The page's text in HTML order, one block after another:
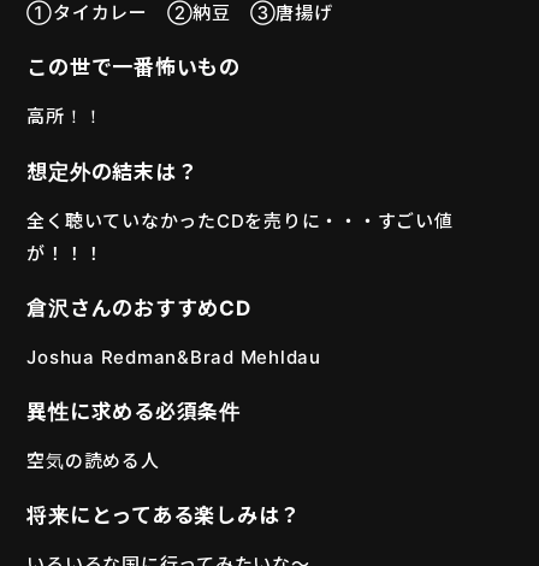
①タイカレー ②納豆 ③唐揚げ
この世で一番怖いもの
高所！！
想定外の結末は？
全く聴いていなかったCDを売りに・・・すごい値
が！！！
倉沢さんのおすすめCD
Joshua Redman&Brad Mehldau
異性に求める必須条件
空気の読める人
将来にとってある楽しみは？